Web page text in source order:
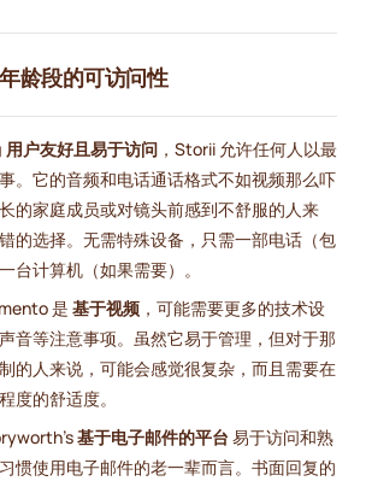
龄段的可访问性
用户友好且易于访问 ，Storii 允许任何人以最
。它的音频和电话通话格式不如视频那么吓
的家庭成员或对镜头前感到不舒服的人来
的选择。无需特殊设备，只需一部电话（包
台计算机（如果需要）。
是 基于视频 ，可能需要更多的技术设
音等注意事项。虽然它易于管理，但对于那
的人来说，可能会感觉很复杂，而且需要在
度的舒适度。
基于电子邮件的平台 易于访问和熟
惯使用电子邮件的老一辈而言。书面回复的